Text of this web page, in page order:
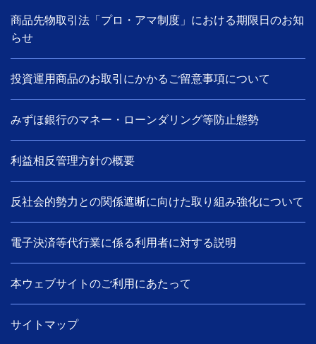
商品先物取引法「プロ・アマ制度」における期限日のお知
らせ
投資運用商品のお取引にかかるご留意事項について
みずほ銀行のマネー・ローンダリング等防止態勢
利益相反管理方針の概要
反社会的勢力との関係遮断に向けた取り組み強化について
電子決済等代行業に係る利用者に対する説明
本ウェブサイトのご利用にあたって
サイトマップ